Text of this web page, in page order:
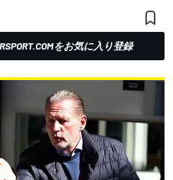
をお気に入り登録